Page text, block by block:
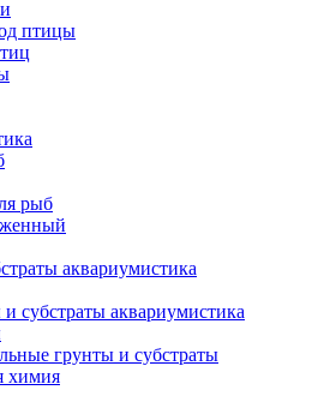
птицы
рыб
аквариумистика
субстраты аквариумистика
грунты и субстраты
химия